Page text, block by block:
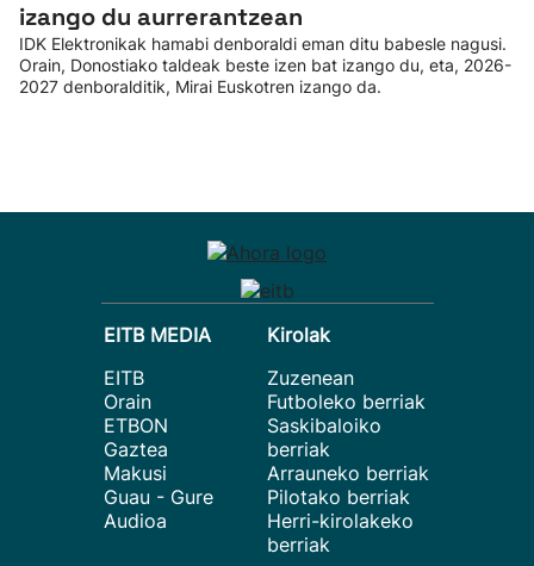
izango du aurrerantzean
IDK Elektronikak hamabi denboraldi eman ditu babesle nagusi.
Orain, Donostiako taldeak beste izen bat izango du, eta, 2026-
2027 denboralditik, Mirai Euskotren izango da.
EITB MEDIA
EITB
Orain
ETBON
Gaztea
Makusi
Guau - Gure
Audioa
Kirolak
Zuzenean
Futboleko berriak
Saskibaloiko
berriak
Arrauneko berriak
Pilotako berriak
Herri-kirolakeko
berriak